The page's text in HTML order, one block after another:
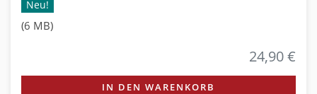
Neu!
(6 MB)
24,90 €
IN DEN WARENKORB